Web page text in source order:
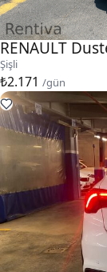
RENAULT
Şişli
₺2.171 /gün